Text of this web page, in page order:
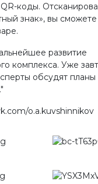
коды.
знак», вы сможете
развитие
комплекса. Уже
обсудят планы
o.a.kuvshinnikov